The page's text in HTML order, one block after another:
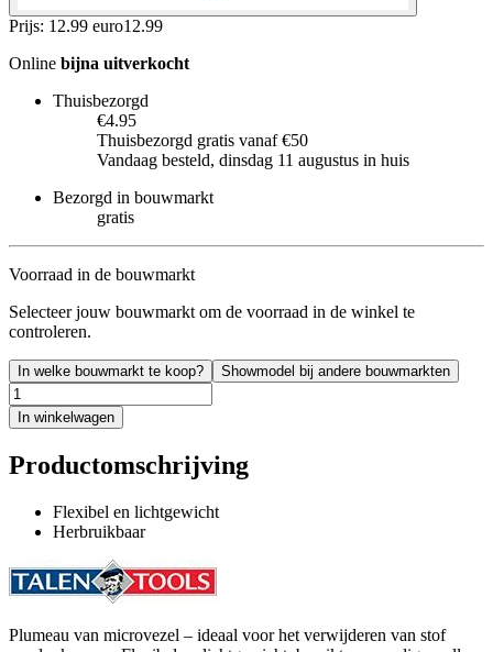
Prijs: 12.99 euro12.99
Online bijna uitverkocht
Thuisbezorgd
€4.95
Thuisbezorgd gratis vanaf €50
Vandaag besteld, dinsdag 11 augustus in huis
Bezorgd in bouwmarkt
gratis
Voorraad in de bouwmarkt
Selecteer jouw bouwmarkt om de voorraad in de winkel te
controleren.
In welke bouwmarkt te koop? Showmodel bij andere bouwmarkten
In winkelwagen
Productomschrijving
Flexibel en lichtgewicht
Herbruikbaar
Plumeau van microvezel – ideaal voor het verwijderen van stof